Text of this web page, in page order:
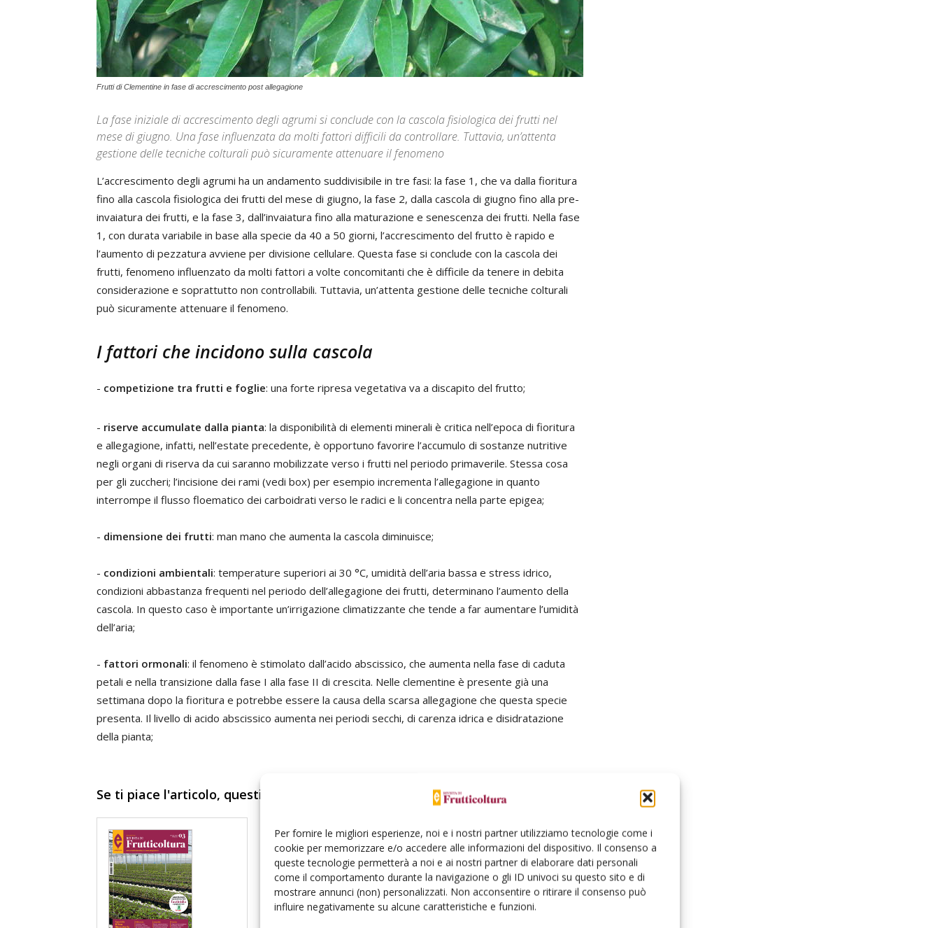
Per fornire le migliori esperienze, noi e i nostri partner utilizziamo tecnologie come i
cookie per memorizzare e/o accedere alle informazioni del dispositivo. Il consenso a
queste tecnologie permetterà a noi e ai nostri partner di elaborare dati personali
come il comportamento durante la navigazione o gli ID univoci su questo sito e di
mostrare annunci (non) personalizzati. Non acconsentire o ritirare il consenso può
influire negativamente su alcune caratteristiche e funzioni.
Frutti di Clementine in fase di accrescimento post allegagione
La fase iniziale di accrescimento degli agrumi si conclude con la cascola fisiologica dei frutti nel
mese di giugno. Una fase influenzata da molti fattori difficili da controllare. Tuttavia, un’attenta
gestione delle tecniche colturali può sicuramente attenuare il fenomeno
L’accrescimento degli agrumi ha un andamento suddivisibile in tre fasi: la fase 1, che va dalla fioritura
fino alla cascola fisiologica dei frutti del mese di giugno, la fase 2, dalla cascola di giugno fino alla pre-
invaiatura dei frutti, e la fase 3, dall’invaiatura fino alla maturazione e senescenza dei frutti. Nella fase
1, con durata variabile in base alla specie da 40 a 50 giorni, l’accrescimento del frutto è rapido e
l’aumento di pezzatura avviene per divisione cellulare. Questa fase si conclude con la cascola dei
frutti, fenomeno influenzato da molti fattori a volte concomitanti che è difficile da tenere in debita
considerazione e soprattutto non controllabili. Tuttavia, un’attenta gestione delle tecniche colturali
può sicuramente attenuare il fenomeno.
I fattori che incidono sulla cascola
- competizione tra frutti e foglie: una forte ripresa vegetativa va a discapito del frutto;
- riserve accumulate dalla pianta: la disponibilità di elementi minerali è critica nell’epoca di fioritura
e allegagione, infatti, nell’estate precedente, è opportuno favorire l’accumulo di sostanze nutritive
negli organi di riserva da cui saranno mobilizzate verso i frutti nel periodo primaverile. Stessa cosa
per gli zuccheri; l’incisione dei rami (vedi box) per esempio incrementa l’allegagione in quanto
interrompe il flusso floematico dei carboidrati verso le radici e li concentra nella parte epigea;
- dimensione dei frutti: man mano che aumenta la cascola diminuisce;
- condizioni ambientali: temperature superiori ai 30 °C, umidità dell’aria bassa e stress idrico,
condizioni abbastanza frequenti nel periodo dell’allegagione dei frutti, determinano l’aumento della
cascola. In questo caso è importante un’irrigazione climatizzante che tende a far aumentare l’umidità
dell’aria;
- fattori ormonali: il fenomeno è stimolato dall’acido abscissico, che aumenta nella fase di caduta
petali e nella transizione dalla fase I alla fase II di crescita. Nelle clementine è presente già una
settimana dopo la fioritura e potrebbe essere la causa della scarsa allegagione che questa specie
presenta. Il livello di acido abscissico aumenta nei periodi secchi, di carenza idrica e disidratazione
della pianta;
Se ti piace l'articolo, questi contenuti sono perfetti per te